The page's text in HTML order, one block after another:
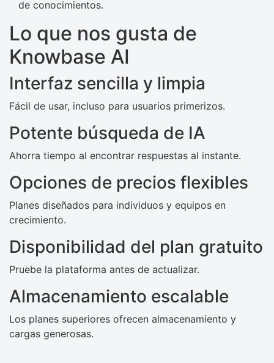
de conocimientos.
Lo que nos gusta de
Knowbase AI
Interfaz sencilla y limpia
Fácil de usar, incluso para usuarios primerizos.
Potente búsqueda de IA
Ahorra tiempo al encontrar respuestas al instante.
Opciones de precios flexibles
Planes diseñados para individuos y equipos en
crecimiento.
Disponibilidad del plan gratuito
Pruebe la plataforma antes de actualizar.
Almacenamiento escalable
Los planes superiores ofrecen almacenamiento y
cargas generosas.